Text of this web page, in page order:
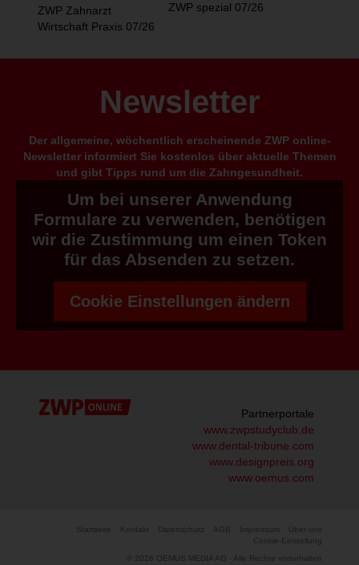
ZWP Zahnarzt
Wirtschaft Praxis 07/26
ZWP spezial 07/26
Newsletter
Der allgemeine, wöchentlich erscheinende ZWP online-
Newsletter informiert Sie kostenlos über aktuelle Themen
und gibt Tipps rund um die Zahngesundheit.
Um bei unserer Anwendung
Formulare zu verwenden, benötigen
wir die Zustimmung um einen Token
für das Absenden zu setzen.
Cookie Einstellungen ändern
Partnerportale
www.zwpstudyclub.de
www.dental-tribune.com
www.designpreis.org
www.oemus.com
Startseite Kontakt Datenschutz AGB Impressum
Über uns
Cookie-Einstellung
© 2026 OEMUS MEDIA AG - Alle Rechte vorbehalten